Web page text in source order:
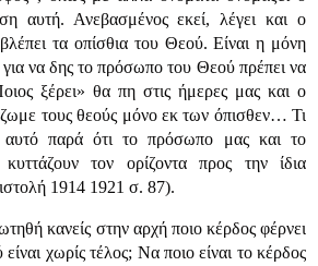
αυτή. Ανεβασμένος εκεί, λέγει και ο
τα οπίσθια του Θεού. Είναι η μόνη
για να δης το πρόσωπο του Θεού πρέπει να
ξέρει» θα πη στις ήμερες μας και ο
τους θεούς μόνο εκ των όπισθεν… Τι
αυτό παρά ότι το πρόσωπο μας και το
τον ορίζοντα προς την ίδια
1914 1921 σ. 87).
κανείς στην αρχή ποιο κέρδος φέρνει
χωρίς τέλος; Να ποιο είναι το κέρδος